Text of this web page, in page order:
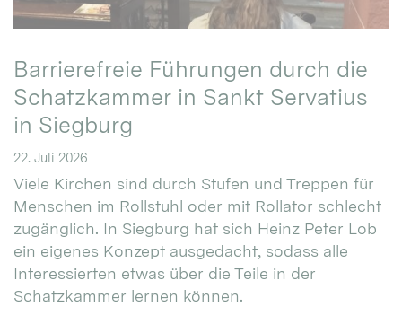
Barrierefreie Führungen durch die
Schatzkammer in Sankt Servatius
in Siegburg
22. Juli 2026
Viele Kirchen sind durch Stufen und Treppen für
Menschen im Rollstuhl oder mit Rollator schlecht
zugänglich. In Siegburg hat sich Heinz Peter Lob
ein eigenes Konzept ausgedacht, sodass alle
Interessierten etwas über die Teile in der
Schatzkammer lernen können.